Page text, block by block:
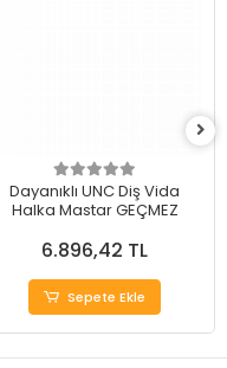
Dayanıklı UNC Diş Vida
Halka Mastar GEÇMEZ
6.896,42 TL
Sepete Ekle